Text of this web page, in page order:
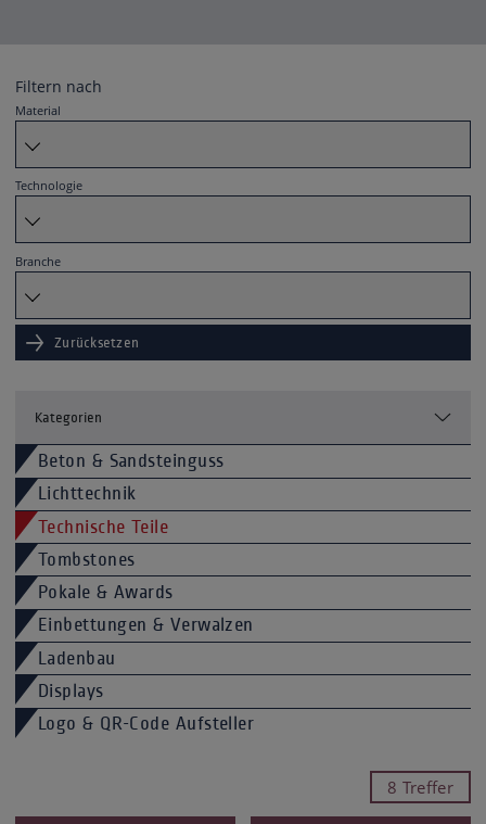
Filtern nach
Material
Technologie
Branche
Zurücksetzen
Kategorien
Beton & Sandsteinguss
Lichttechnik
Technische Teile
Tombstones
Pokale & Awards
Einbettungen & Verwalzen
Ladenbau
Displays
Logo & QR-Code Aufsteller
8 Treffer